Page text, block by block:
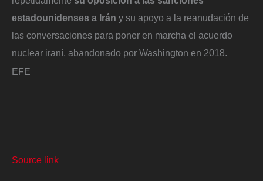
estadounidenses a Irán y su apoyo a la reanudación de
las conversaciones para poner en marcha el acuerdo
nuclear iraní, abandonado por Washington en 2018.
EFE
Source link